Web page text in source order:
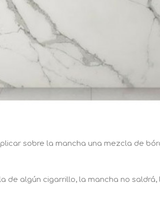
sobre la mancha una mezcla de
de algún cigarrillo, la mancha no